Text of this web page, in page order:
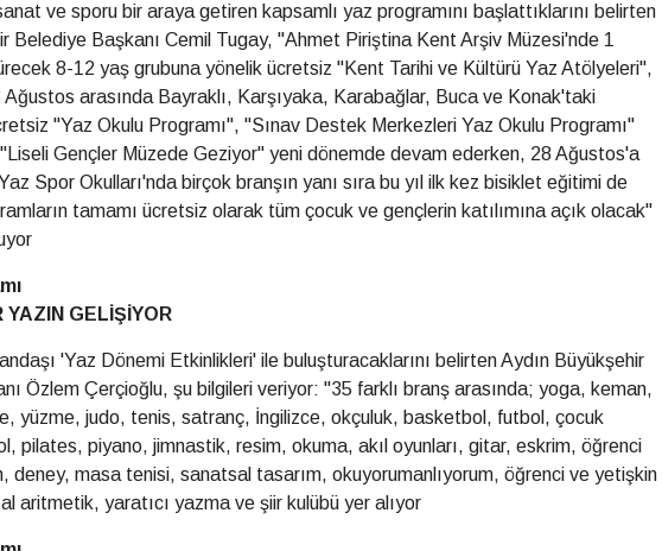
ve sporu bir araya getiren kapsamlı yaz programını başlattıklarını belirten
Belediye Başkanı Cemil Tugay, "Ahmet Piriştina Kent Arşiv Müzesi'nde 1
8-12 yaş grubuna yönelik ücretsiz "Kent Tarihi ve Kültürü Yaz Atölyeleri",
arasında Bayraklı, Karşıyaka, Karabağlar, Buca ve Konak'taki
"Yaz Okulu Programı", "Sınav Destek Merkezleri Yaz Okulu Programı"
Gençler Müzede Geziyor" yeni dönemde devam ederken, 28 Ağustos'a
Spor Okulları'nda birçok branşın yanı sıra bu yıl ilk kez bisiklet eğitimi de
tamamı ücretsiz olarak tüm çocuk ve gençlerin katılımına açık olacak"
YAZIN GELİŞİYOR
'Yaz Dönemi Etkinlikleri' ile buluşturacaklarını belirten Aydın Büyükşehir
Özlem Çerçioğlu, şu bilgileri veriyor: "35 farklı branş arasında; yoga, keman,
yüzme, judo, tenis, satranç, İngilizce, okçuluk, basketbol, futbol, çocuk
pilates, piyano, jimnastik, resim, okuma, akıl oyunları, gitar, eskrim, öğrenci
deney, masa tenisi, sanatsal tasarım, okuyorumanlıyorum, öğrenci ve yetişkin
aritmetik, yaratıcı yazma ve şiir kulübü yer alıyor